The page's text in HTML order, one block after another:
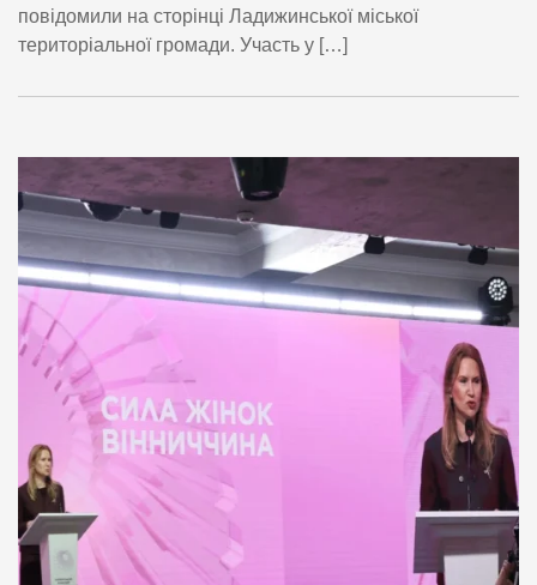
повідомили на сторінці Ладижинської міської
територіальної громади. Участь у […]